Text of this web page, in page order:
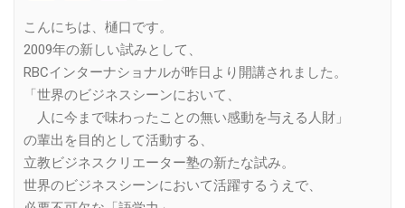
こんにちは、樋口です。
2009年の新しい試みとして、
RBCインターナショナルが昨日より開講されました。
「世界のビジネスシーンにおいて、
人に今まで味わったことの無い感動を与える人財」
の輩出を目的として活動する、
立教ビジネスクリエーター塾の新たな試み。
世界のビジネスシーンにおいて活躍するうえで、